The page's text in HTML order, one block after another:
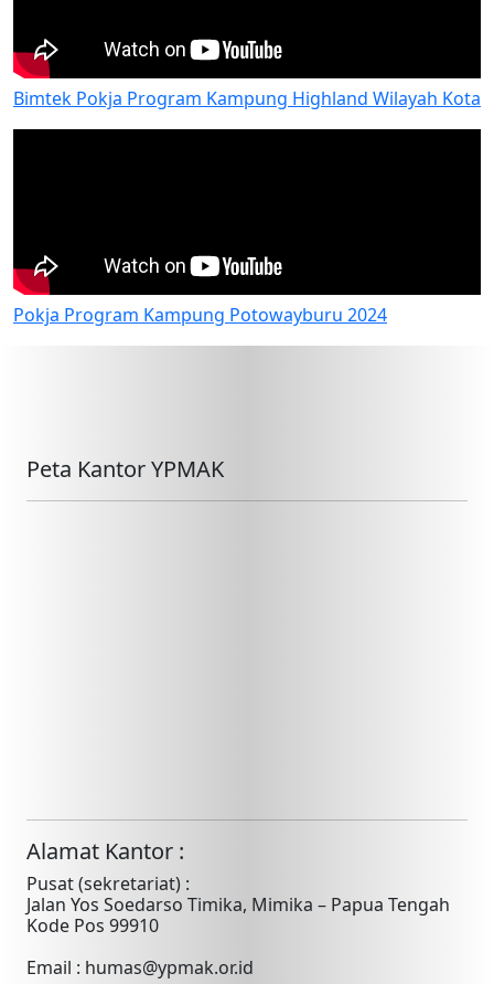
Bimtek Pokja Program Kampung Highland Wilayah Kota
Pokja Program Kampung Potowayburu 2024
Peta Kantor YPMAK
Alamat Kantor :
Pusat (sekretariat) :
Jalan Yos Soedarso Timika, Mimika – Papua Tengah
Kode Pos 99910
Email : humas@ypmak.or.id